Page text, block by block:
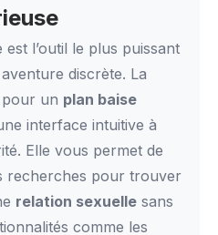
l’outil le plus puissant
discrète. La
pour un plan baise
interface intuitive à
Elle vous permet de
recherches pour trouver
relation sexuelle sans
comme les